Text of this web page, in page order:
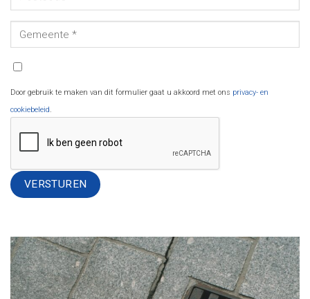
Door gebruik te maken van dit formulier gaat u akkoord met ons privacy- en
cookiebeleid